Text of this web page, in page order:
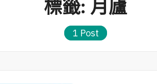
標籤: 月廬
1 Post